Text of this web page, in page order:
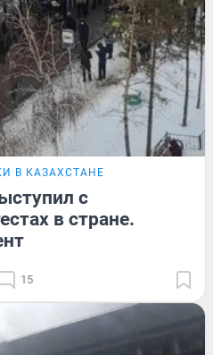
В КАЗАХСТАНЕ
с
в стране.
15